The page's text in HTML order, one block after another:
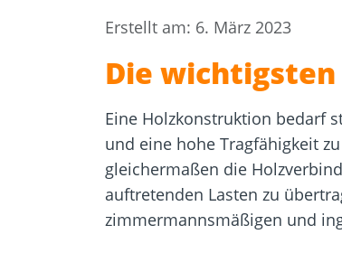
Erstellt am: 6. März 2023
Die
Eine Holzkonstruktion bedarf
und eine hohe Tragfähigkeit
gleichermaßen die
auftretenden Lasten zu
zimmermannsmäßigen und